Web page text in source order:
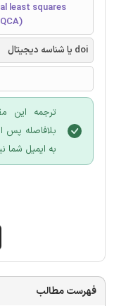
least squares
doi یا شناسه دیجیتال
ترجمه این
بلافاصله پس
به ایمیل شما
فهرست مطالب